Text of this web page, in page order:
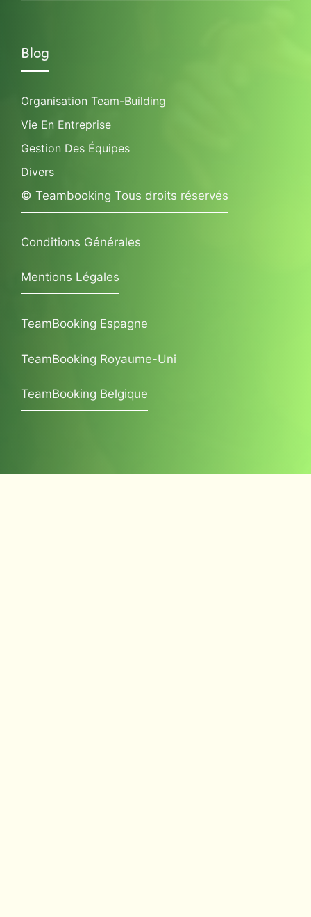
Blog
Organisation Team-Building
Vie En Entreprise
Gestion Des Équipes
Divers
© Teambooking Tous droits réservés
Conditions Générales
Mentions Légales
TeamBooking Espagne
TeamBooking Royaume-Uni
TeamBooking Belgique